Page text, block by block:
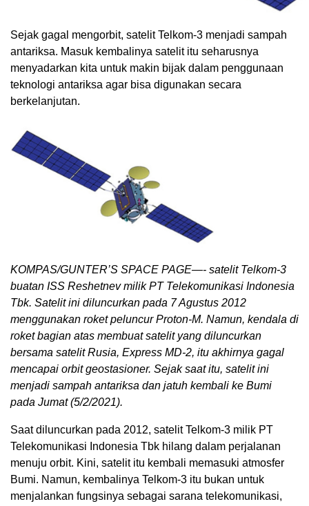
Sejak gagal mengorbit, satelit Telkom-3 menjadi sampah
antariksa. Masuk kembalinya satelit itu seharusnya
menyadarkan kita untuk makin bijak dalam penggunaan
teknologi antariksa agar bisa digunakan secara
berkelanjutan.
KOMPAS/GUNTER’S SPACE PAGE—- satelit Telkom-3
buatan ISS Reshetnev milik PT Telekomunikasi Indonesia
Tbk. Satelit ini diluncurkan pada 7 Agustus 2012
menggunakan roket peluncur Proton-M. Namun, kendala di
roket bagian atas membuat satelit yang diluncurkan
bersama satelit Rusia, Express MD-2, itu akhirnya gagal
mencapai orbit geostasioner. Sejak saat itu, satelit ini
menjadi sampah antariksa dan jatuh kembali ke Bumi
pada Jumat (5/2/2021).
Saat diluncurkan pada 2012, satelit Telkom-3 milik PT
Telekomunikasi Indonesia Tbk hilang dalam perjalanan
menuju orbit. Kini, satelit itu kembali memasuki atmosfer
Bumi. Namun, kembalinya Telkom-3 itu bukan untuk
menjalankan fungsinya sebagai sarana telekomunikasi,